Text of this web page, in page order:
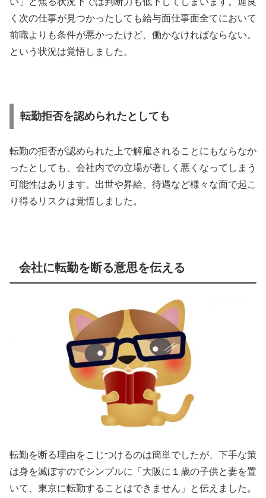
く次の仕事が見つかったしても給与面仕事面全てにおいて
前職よりも条件が悪かったけど、働かなければならない。
という状況は覚悟しました。
転勤拒否を認められたとしても
転勤の拒否が認められた上で解雇されることにもならなか
ったとしても、会社内での立場が著しく悪くなってしまう
可能性はあります。出世や昇給、待遇など様々な面で起こ
り得るリスクは覚悟しました。
会社に転勤を断る意思を伝える
転勤を断る理由をこじつけるのは簡単でしたが、下手な策
は身を滅ぼすのでシンプルに「大阪に１歳の子供と妻を置
いて、東京に転勤することはできません」と伝えました。